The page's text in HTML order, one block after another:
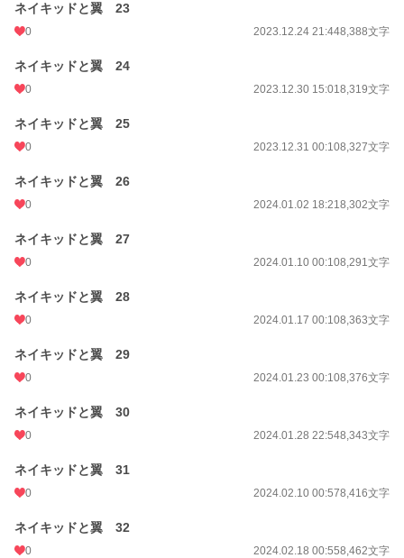
ネイキッドと翼 23
0 2023.12.24 21:448,388文字
ネイキッドと翼 24
0 2023.12.30 15:018,319文字
ネイキッドと翼 25
0 2023.12.31 00:108,327文字
ネイキッドと翼 26
0 2024.01.02 18:218,302文字
ネイキッドと翼 27
0 2024.01.10 00:108,291文字
ネイキッドと翼 28
0 2024.01.17 00:108,363文字
ネイキッドと翼 29
0 2024.01.23 00:108,376文字
ネイキッドと翼 30
0 2024.01.28 22:548,343文字
ネイキッドと翼 31
0 2024.02.10 00:578,416文字
ネイキッドと翼 32
0 2024.02.18 00:558,462文字